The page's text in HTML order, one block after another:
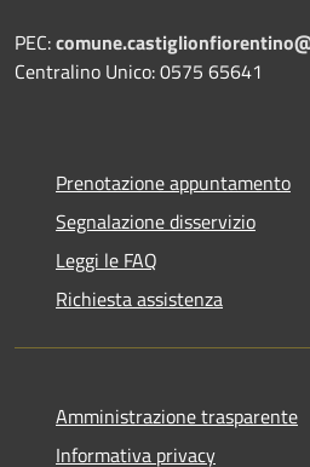
PEC:
Centralino Unico: 0575 65641
Prenotazione appuntamento
Segnalazione disservizio
Leggi le FAQ
Richiesta assistenza
Amministrazione trasparente
Informativa privacy